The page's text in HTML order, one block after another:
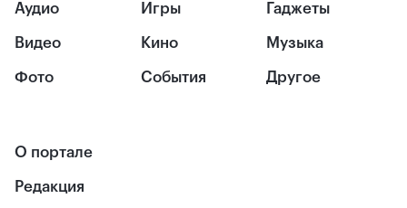
Аудио
Видео
Фото
Игры
Кино
События
Гаджеты
Музыка
Другое
О портале
Редакция